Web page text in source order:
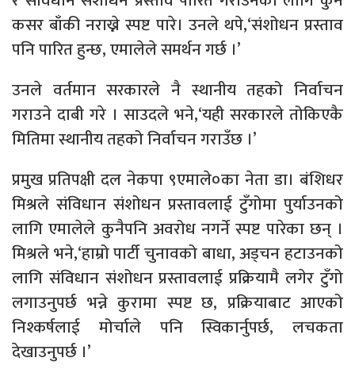
कसर बाँकी नराख्ने स्पष्ट पारे। उनले थपे,‘संशोधन प्रस्ताव
पनि पारित हुन्छ, एमालेले समर्थन गर्छ ।’
उनले वर्तमान सरकारले नै स्थानीय तहको निर्वाचन
गराउने दाबी गरे । साउदले भने,‘यही सरकारले तोकिएकै
मितिमा स्थानीय तहको निर्वाचन गराउँछ ।’
प्रमुख प्रतिपक्षी दल नेकपा ९एमाले०का नेता डा। बंशिधर
मिश्रले संविधान संशोधन प्रस्तावलाई टुँगोमा पुर्याउनको
लागि एमालेले कुनैपनि अवरोध नगर्ने स्पष्ट पारेका छन् ।
मिश्रले भने,‘हाम्रो पार्टी चुनावको बाधा, अड्चन हटाउनको
लागि संविधान संशोधन प्रस्तावलाई प्रक्रियामै लगेर टुँगो
लगाउनुपर्छ भन्ने कुरामा स्पष्ट छ, प्रक्रियाबाट आएको
निश्कर्षलाई मोर्चाले पनि स्विकार्नुपर्छ, लचकता
देखाउनुपर्छ ।’